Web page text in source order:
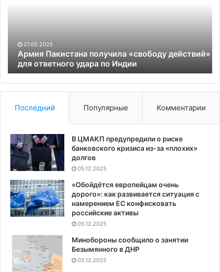
удара
Индии
07.05.2025
Армия Пакистана получила «свободу действий»
для ответного удара по Индии
Последний Популярные Комментарии
В ЦМАКП предупредили о риске
банковского кризиса из-за «плохих»
долгов
05.12.2025
«Обойдётся европейцам очень
дорого»: как развивается ситуация с
намерением ЕС конфисковать
российские активы
05.12.2025
Минобороны сообщило о занятии
Безымянного в ДНР
05.12.2025